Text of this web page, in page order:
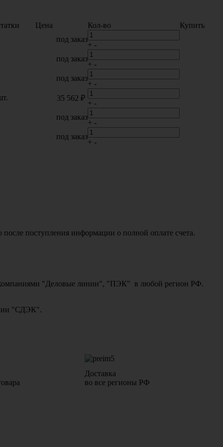
Цена Кол-во
Купить
под заказ
+ -
под заказ
+ -
под заказ
+ -
35 562 ₽
+ -
под заказ
+ -
под заказ
+ -
поступления информации о полной оплате счета.
компаниями "Деловые линии", "ПЭК" в любой регион РФ.
"СДЭК".
Доставка
во все регионы РФ